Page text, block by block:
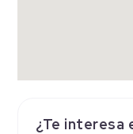
¿Te interesa